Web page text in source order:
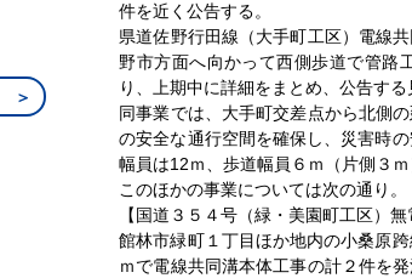
件を近く公告する。
県道佐野行田線（大手町工区）電線
野市方面へ向かって西側歩道で管路
り、上期中に詳細をまとめ、公告する
同事業では、大手町交差点から北側
の安全な通行空間を確保し、災害時
幅員は12ｍ、歩道幅員６ｍ（片側３ｍ
このほかの事業については次の通り。
【国道３５４号（緑・美園町工区）無
館林市緑町１丁目ほか地内の小桑原
ｍで電線共同溝本体工事の計２件を